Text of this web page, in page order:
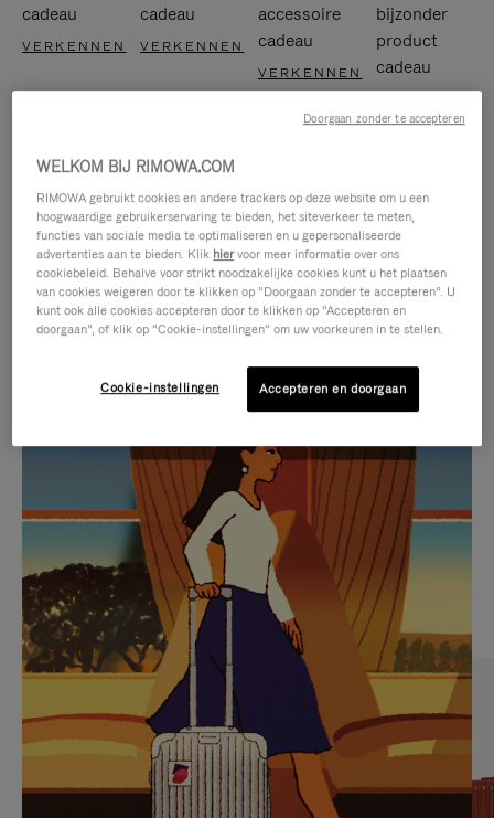
cadeau
VERKENNEN
cadeau
VERKENNEN
accessoire
cadeau
VERKENNEN
bijzonder
product
cadeau
IS
NIET
GEPAUZEERD,
DRUK
OP
OM
TE
PAUZEREN
GELUID
VAN
DE
VIDEO
IS
UITGESCHAKELD.
DRUK
HIER
OM
HET
SELECTIE VAN GESCHENKEN
Ontdek de perfecte metgezel
voor elke reis
WELKOM BIJ RIMOWA.COM
RIMOWA gebruikt cookies en andere trackers op deze website om u een
hoogwaardige gebruikerservaring te bieden, het siteverkeer te meten,
functies van sociale media te optimaliseren en u gepersonaliseerde
advertenties aan te bieden. Klik hiervoor meer informatie over ons
cookiebeleid. Behalve voor strikt noodzakelijke cookies kunt u het plaatsen
van cookies weigeren door te klikken op “Doorgaan zonder te accepteren”. U
kunt ook alle cookies accepteren door te klikken op “Accepteren en
doorgaan”, of klik op “Cookie-instellingen” om uw voorkeuren in te stellen.
Cookie-instellingen Accepteren en doorgaan
Doorgaan zonder te accepteren